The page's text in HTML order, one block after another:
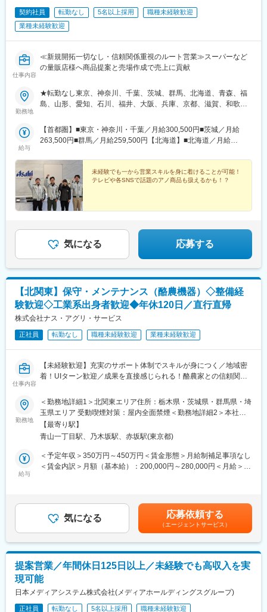
■企業特徴：販売に特化した企業も多い中、同社では「アフターフ
ォロー」を行なう設置スタッフも全員、「自社」で雇用・教育す
■同社の使命：情報社会が進むにつれ一つのデメリットが生まれま
と、そうでない人との情報格差が広がっています。同社は、誰も
が安心して簡単に便利に高い技術を利用できる社会を実現できな
ければ、それは真の普及とは言えないものと考えています。
契約社員 転勤なし 5名以上採用
職種未経験歓迎
業種未経験歓迎
仕事内容
≪新規開拓一切なし・信頼関係重視のルート営業≫スーパーなど
の量販店様へ商品提案と売場作成で売上に貢献
勤務地
★転勤なし東京、神奈川、千葉、茨城、群馬、北海道、青森、福
島、山形、愛知、石川、福井、大阪、兵庫、京都、滋賀、和歌
区、荒川区、墨田区、江戸川区、府中市、調布市）■神奈川（川崎
市）■千葉（市川市、船橋市、習志野市）■群馬（群馬県全域、栃
市）【北海道】■北海道（帯広市）【東北】■青森（八戸市、青森
市）■福島（郡山市、須賀川市）■山形（山形市）【北陸】■石川
（金沢市、河北郡、富山県砺波市、氷見市）■福井（福井市、坂井
市、鯖江市、越前市、敦賀市）【中部】■愛知（名古屋市、豊田
市）【近畿】■大阪（大阪市、高槻市、吹田市、茨木市、豊中市、
寝屋川市、門真市）■兵庫（西宮市、尼崎市）■京都・滋賀（京都
市）※隣接する県や市にお住まいの方もご応募ください！
給与
【首都圏】■東京・神奈川・千葉／月給300,500円■茨城／月給
263,500円■群馬／月給259,500円【北海道】■北海道／月給
■山形／月給238,500円【北陸】■石川・福井／月給252,500円【中
部】■愛知／月給276,500円【近畿】■大阪・兵庫・京都・滋賀・
和歌山／月給277,500円【九州】■大分／月給243,500円＜月収例
＞東京・神奈川／37万3000円※休日出勤1日、2万円（外勤手当）
残業月20時間の場合。
未経験でも一から営業スキルを身に着けることが可能！
テレビや各SNSで話題のアノ商品も扱えるかも！？
気になる 応募する
【北関東】保守・メンテナンス（酪農機器）◇整備経
験歓迎◇工業系出身者歓迎◆年休120日／直行直帰
株式会社ナス・アグリ・サービス
正社員 転勤なし 職種未経験歓迎 業種未経験歓迎
仕事内容
【未経験歓迎】充実のサポート体制でスキルが身につく／地域密
着！UIターン歓迎／成果を直接感じられる！酪農家との信頼関係
◎未経験から手に職がつくお仕事です！溶接やフォークリフトの
免許などの資格取得を支援しており、キャリアアップに繋がりま
す。
◎創業50年の信頼と選び抜かれた製品でお客様から選ばれる安定
企業です。
◎年間休日120日・残業なし（事業場外みなし労働制）・直行直
北関東エリア（栃木県・群馬県・茨城県近郊）の牧場を中心に、
全国（青森県～三重県）の当社製品のメンテナンスをお任せしま
営業と連携して工事やメンテナンスを行うことが多く、協力しな
がら業務を進めます。
■業務詳細
牛への飼料給餌用ミキサーや搾乳施設のメンテナンス、牛舎製品
勤務地
＜勤務地詳細1＞北関東エリア住所：栃木県・茨城県・群馬県・埼
玉県エリア 受動喫煙対策：屋内全面禁煙＜勤務地詳細2＞本社住
所：東京都港区赤坂8-7-1 ナスビルディング勤務地最寄駅：銀座線
／青山一丁目駅受動喫煙対策：屋内全面禁煙変更の範囲：会社の
【最寄り駅】
青山一丁目駅、乃木坂駅、赤坂駅(東京都)
給与
＜予定年収＞350万円～450万円＜賃金形態＞月給制補足事項なし
＜賃金内訳＞月額（基本給）：200,000円～280,000円＜月給＞
張手当 月10日（3,000円×10日）休日出勤手当 月3日（10,000
円×3日）賃金はあくまでも目安の金額であり、選考を通じて上下
する可能性があります。月給(月額)は固定手当を含めた表記です。
気になる 応募依頼する
（エージェントサービス）
提案営業／年間休日125日以上／未経験でも高収入を実
現可能
日本メディアシステム株式会社(メディアホールディングスグループ)
正社員 転勤なし 5名以上採用
職種未経験歓迎